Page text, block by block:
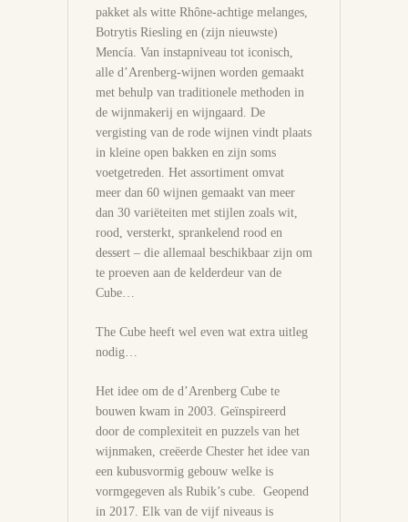
pakket als witte Rhône-achtige melanges,
Botrytis Riesling en (zijn nieuwste)
Mencía. Van instapniveau tot iconisch,
alle d’Arenberg-wijnen worden gemaakt
met behulp van traditionele methoden in
de wijnmakerij en wijngaard. De
vergisting van de rode wijnen vindt plaats
in kleine open bakken en zijn soms
voetgetreden. Het assortiment omvat
meer dan 60 wijnen gemaakt van meer
dan 30 variëteiten met stijlen zoals wit,
rood, versterkt, sprankelend rood en
dessert – die allemaal beschikbaar zijn om
te proeven aan de kelderdeur van de
Cube…
The Cube heeft wel even wat extra uitleg
nodig…
Het idee om de d’Arenberg Cube te
bouwen kwam in 2003. Geïnspireerd
door de complexiteit en puzzels van het
wijnmaken, creëerde Chester het idee van
een kubusvormig gebouw welke is
vormgegeven als Rubik’s cube. Geopend
in 2017. Elk van de vijf niveaus is